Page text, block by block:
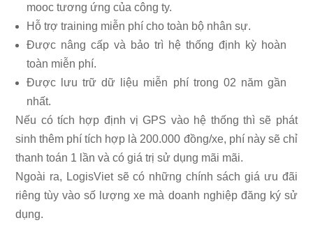
mooc tương ứng của công ty.
Hỗ trợ training miễn phí cho toàn bộ nhân sự.
Được nâng cấp và bảo trì hệ thống định kỳ hoàn
toàn miễn phí.
Được lưu trữ dữ liệu miễn phí trong 02 năm gần
nhất.
Nếu có tích hợp định vị GPS vào hệ thống thì sẽ phát
sinh thêm phí tích hợp là 200.000 đồng/xe, phí này sẽ chỉ
thanh toán 1 lần và có giá trị sử dụng mãi mãi.
Ngoài ra, LogisViet sẽ có những chính sách giá ưu đãi
riêng tùy vào số lượng xe mà doanh nghiệp đăng ký sử
dụng.